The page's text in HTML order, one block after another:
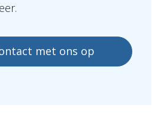
met ons op